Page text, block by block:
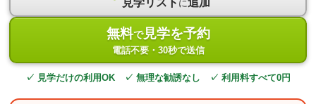
見学リスト に追加
無料で見学を予約
電話不要・30秒で送信
✓ 見学だけの利用OK ✓ 無理な勧誘なし ✓ 利用料すべて0円